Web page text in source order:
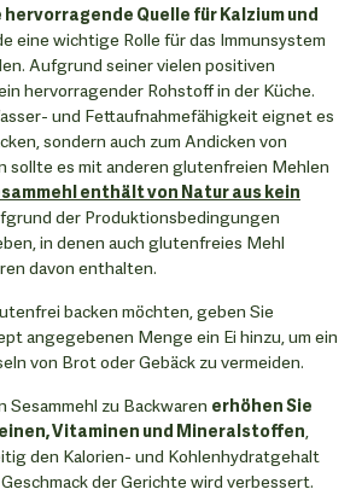
Quelle für Kalzium und
eine wichtige Rolle für das Immunsystem
Aufgrund seiner vielen positiven
hervorragender Rohstoff in der Küche.
und Fettaufnahmefähigkeit eignet es
sondern auch zum Andicken von
sollte es mit anderen glutenfreien Mehlen
enthält von Natur aus kein
der Produktionsbedingungen
in denen auch glutenfreies Mehl
davon enthalten.
backen möchten, geben Sie
angegebenen Menge ein Ei hinzu, um ein
von Brot oder Gebäck zu vermeiden.
Sesammehl zu Backwaren erhöhen Sie
Vitaminen und Mineralstoffen,
den Kalorien- und Kohlenhydratgehalt
der Gerichte wird verbessert.